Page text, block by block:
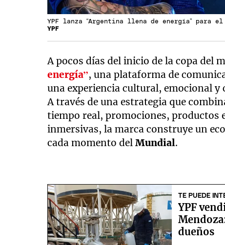
YPF lanza “Argentina llena de energía” para el
YPF
A pocos días del inicio de la copa del
energía”, una plataforma de
una experiencia cultural, emocional
A través de una estrategia que
tiempo real, promociones, productos
inmersivas, la marca construye un
cada momento delMundial.
TE PUEDE
YPF
dueños